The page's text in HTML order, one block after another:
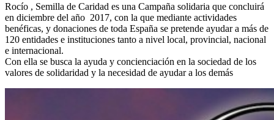
Rocío , Semilla de Caridad es una Campaña solidaria que concluirá
en diciembre del año 2017, con la que mediante actividades
benéficas, y donaciones de toda España se pretende ayudar a más de
120 entidades e instituciones tanto a nivel local, provincial, nacional
e internacional.
Con ella se busca la ayuda y concienciación en la sociedad de los
valores de solidaridad y la necesidad de ayudar a los demás
¿Cuándo se construyó la primera ermita?
El traslado cada siete años
¿Cuales son los actos principales que se celebran en el
Rocío?